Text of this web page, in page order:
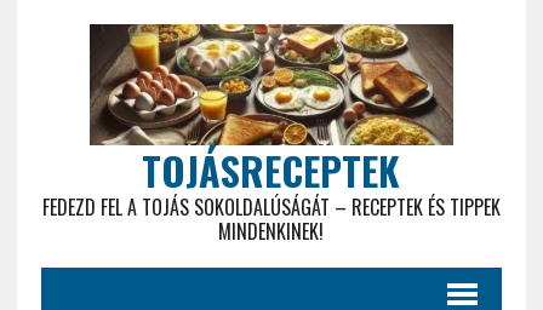
TOJÁSRECEPTEK
FEDEZD FEL A TOJÁS SOKOLDALÚSÁGÁT – RECEPTEK ÉS TIPPEK
MINDENKINEK!